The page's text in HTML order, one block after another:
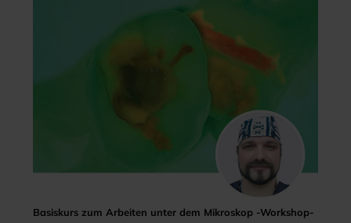
Basiskurs zum Arbeiten unter dem Mikroskop -Workshop-